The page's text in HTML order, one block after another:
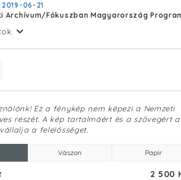
2019-06-21
Archívum/Fókuszban Magyarország
Ez a fénykép nem képezi a Nemzeti
részét. A kép tartalmáért és a szövegért a
a felelősséget.
Vászon Papír
2 500